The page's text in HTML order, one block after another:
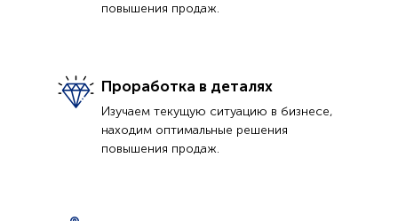
повышения продаж.
Проработка в деталях
Изучаем текущую ситуацию в бизнесе,
находим оптимальные решения
повышения продаж.